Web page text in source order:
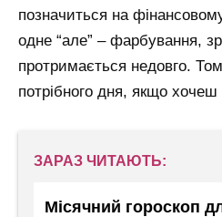
позначиться на
одне “але” – фарбування,
протримається недовго.
потрібного дня, якщо хочеш
ЗАРАЗ ЧИТАЮТЬ:
Місячний гороскоп